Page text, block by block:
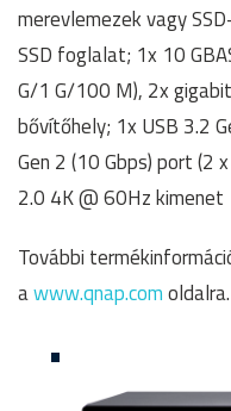
merevlemezek vagy
SSD foglalat; 1x 10
G/1 G/100 M), 2x
bővítőhely; 1x USB 3.2
Gen 2 (10 Gbps) port (2
2.0 4K @ 60Hz kimenet
További
awww.qnap.comoldalra.